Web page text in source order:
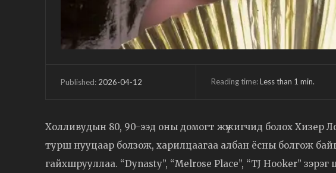
Published: 2026-04-12 Reading time:Less than 1 min.
Холливудын 80, 90-ээд оны домогт жүжигчид болох Хизер
турш нууцаар болзож, харилцаагаа албан ёсны болгож
гайхшрууллаа. “Dynasty”, “Melrose Place”, “TJ Hooker”